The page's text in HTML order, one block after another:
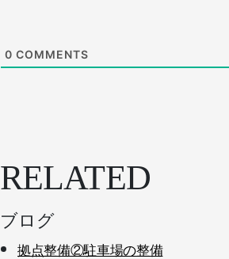
0 COMMENTS
RELATED
ブログ
拠点整備②駐車場の整備